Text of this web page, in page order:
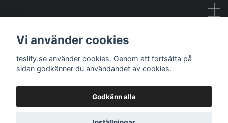
© 2026 Teslify
Vi använder cookies
teslify.se använder cookies. Genom att fortsätta på
sidan godkänner du användandet av cookies.
Godkänn alla